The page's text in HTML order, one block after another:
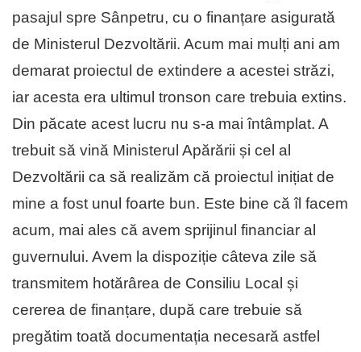
pasajul spre Sânpetru, cu o finanțare asigurată
de Ministerul Dezvoltării. Acum mai mulți ani am
demarat proiectul de extindere a acestei străzi,
iar acesta era ultimul tronson care trebuia extins.
Din păcate acest lucru nu s-a mai întâmplat. A
trebuit să vină Ministerul Apărării și cel al
Dezvoltării ca să realizăm că proiectul inițiat de
mine a fost unul foarte bun. Este bine că îl facem
acum, mai ales că avem sprijinul financiar al
guvernului. Avem la dispoziție câteva zile să
transmitem hotărârea de Consiliu Local și
cererea de finanțare, după care trebuie să
pregătim toată documentația necesară astfel